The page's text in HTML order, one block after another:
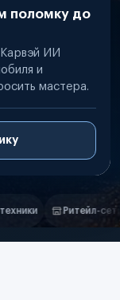
поломку до
ИИ
и
мастера.
компании